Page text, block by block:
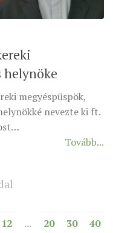
helynöke
megyéspüspök,
nevezte ki ft.
Tovább...
12 ... 20 30 40